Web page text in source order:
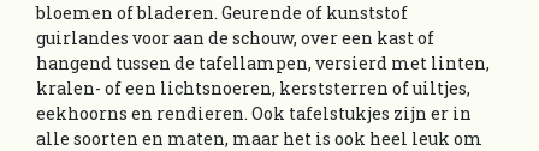
bloemen of bladeren. Geurende of kunststof
guirlandes voor aan de schouw, over een kast of
hangend tussen de tafellampen, versierd met linten,
kralen- of een lichtsnoeren, kerststerren of uiltjes,
eekhoorns en rendieren. Ook tafelstukjes zijn er in
alle soorten en maten, maar het is ook heel leuk om